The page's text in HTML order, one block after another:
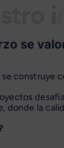
se
construye
donde la